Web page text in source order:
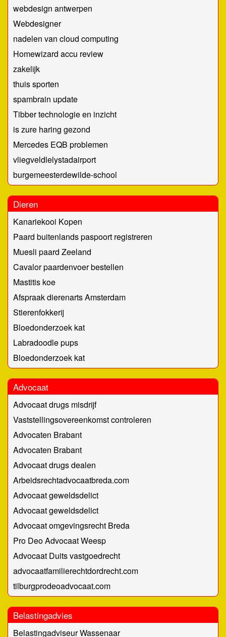
webdesign antwerpen
Webdesigner
nadelen van cloud computing
Homewizard accu review
zakelijk
thuis sporten
spambrain update
Tibber technologie en inzicht
is zure haring gezond
Mercedes EQB problemen
vliegveldlelystadairport
burgemeesterdewilde-school
Dieren
Kanariekooi Kopen
Paard buitenlands paspoort registreren
Muesli paard Zeeland
Cavalor paardenvoer bestellen
Mastitis koe
Afspraak dierenarts Amsterdam
Stierenfokkerij
Bloedonderzoek kat
Labradoodle pups
Bloedonderzoek kat
Advocaat
Advocaat drugs misdrijf
Vaststellingsovereenkomst controleren
Advocaten Brabant
Advocaten Brabant
Advocaat drugs dealen
Arbeidsrechtadvocaatbreda.com
Advocaat geweldsdelict
Advocaat geweldsdelict
Advocaat omgevingsrecht Breda
Pro Deo Advocaat Weesp
Advocaat Duits vastgoedrecht
advocaatfamilierechtdordrecht.com
tilburgprodeoadvocaat.com
Belastingadvies
Belastingadviseur Wassenaar